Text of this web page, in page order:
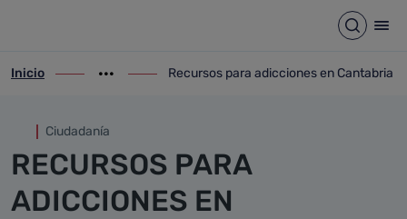
Recursos para adicciones en
Abrir
ir-a inicio
Inicio
Mostrar opciones del camino de migas
ir-a Recursos para adicciones en
Recursos para adicciones en Cantabria
Ciudadanía
RECURSOS PARA
ADICCIONES EN